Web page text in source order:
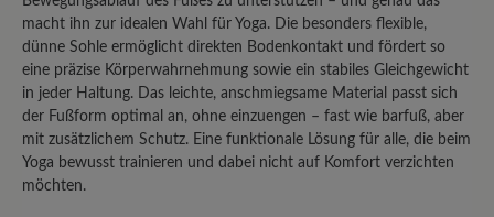
macht ihn zur idealen Wahl für Yoga. Die besonders flexible,
dünne Sohle ermöglicht direkten Bodenkontakt und fördert so
eine präzise Körperwahrnehmung sowie ein stabiles Gleichgewicht
in jeder Haltung. Das leichte, anschmiegsame Material passt sich
der Fußform optimal an, ohne einzuengen – fast wie barfuß, aber
mit zusätzlichem Schutz. Eine funktionale Lösung für alle, die beim
Yoga bewusst trainieren und dabei nicht auf Komfort verzichten
möchten.